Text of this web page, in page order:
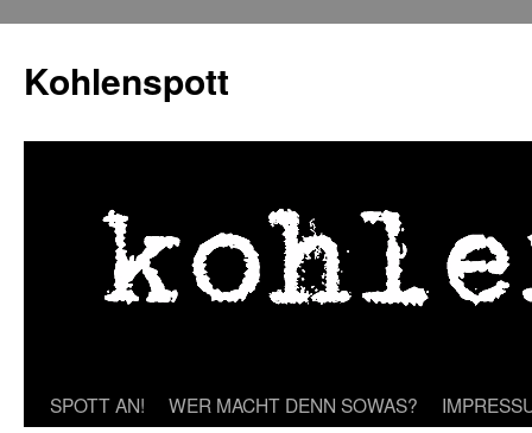
springen
Kohlenspott
SPOTT AN! WER MACHT DENN SOWAS?